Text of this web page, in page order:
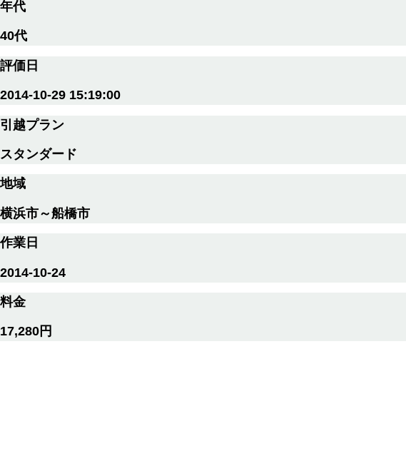
年代
40代
評価日
2014-10-29 15:19:00
引越プラン
スタンダード
地域
横浜市～船橋市
作業日
2014-10-24
料金
17,280円